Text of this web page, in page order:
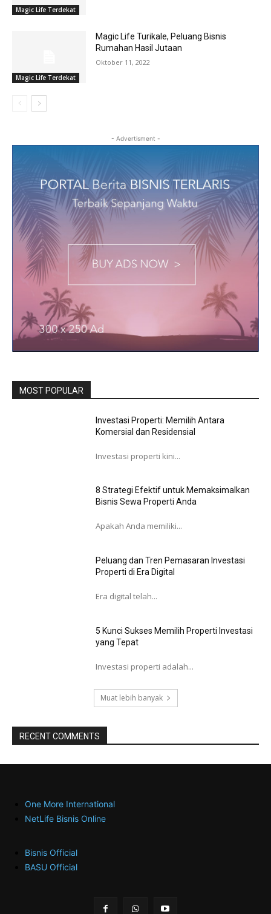
Magic Life Terdekat
Magic Life Terdekat
Magic Life Turikale, Peluang Bisnis
Rumahan Hasil Jutaan
Oktober 11, 2022
- Advertisment -
MOST POPULAR
Investasi Properti: Memilih Antara
Komersial dan Residensial
Investasi properti kini...
8 Strategi Efektif untuk Memaksimalkan
Bisnis Sewa Properti Anda
Apakah Anda memiliki...
Peluang dan Tren Pemasaran Investasi
Properti di Era Digital
Era digital telah...
5 Kunci Sukses Memilih Properti Investasi
yang Tepat
Investasi properti adalah...
Muat lebih banyak
RECENT COMMENTS
One More International
NetLife Bisnis Online
Bisnis Official
BASU Official